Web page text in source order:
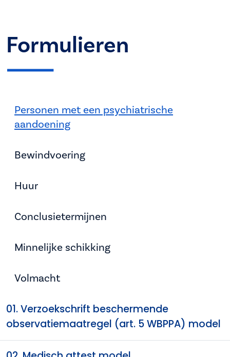
Formulieren
Personen met een psychiatrische
aandoening
Bewindvoering
Huur
Conclusietermijnen
Minnelijke schikking
Volmacht
01. Verzoekschrift beschermende
observatiemaatregel (art. 5 WBPPA) model